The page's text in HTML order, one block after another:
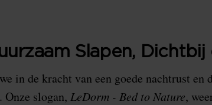
Slapen,
in de kracht van een goede nachtrust en
slogan, LeDorm - Bed to Nature,